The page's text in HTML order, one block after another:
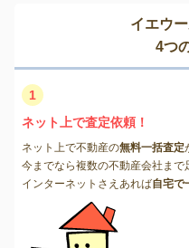
イエウ
4つ
1
ネット上で査定依頼！
ネット上で不動産の無料一括査定
今までなら複数の不動産会社ま
インターネットさえあれば自宅で